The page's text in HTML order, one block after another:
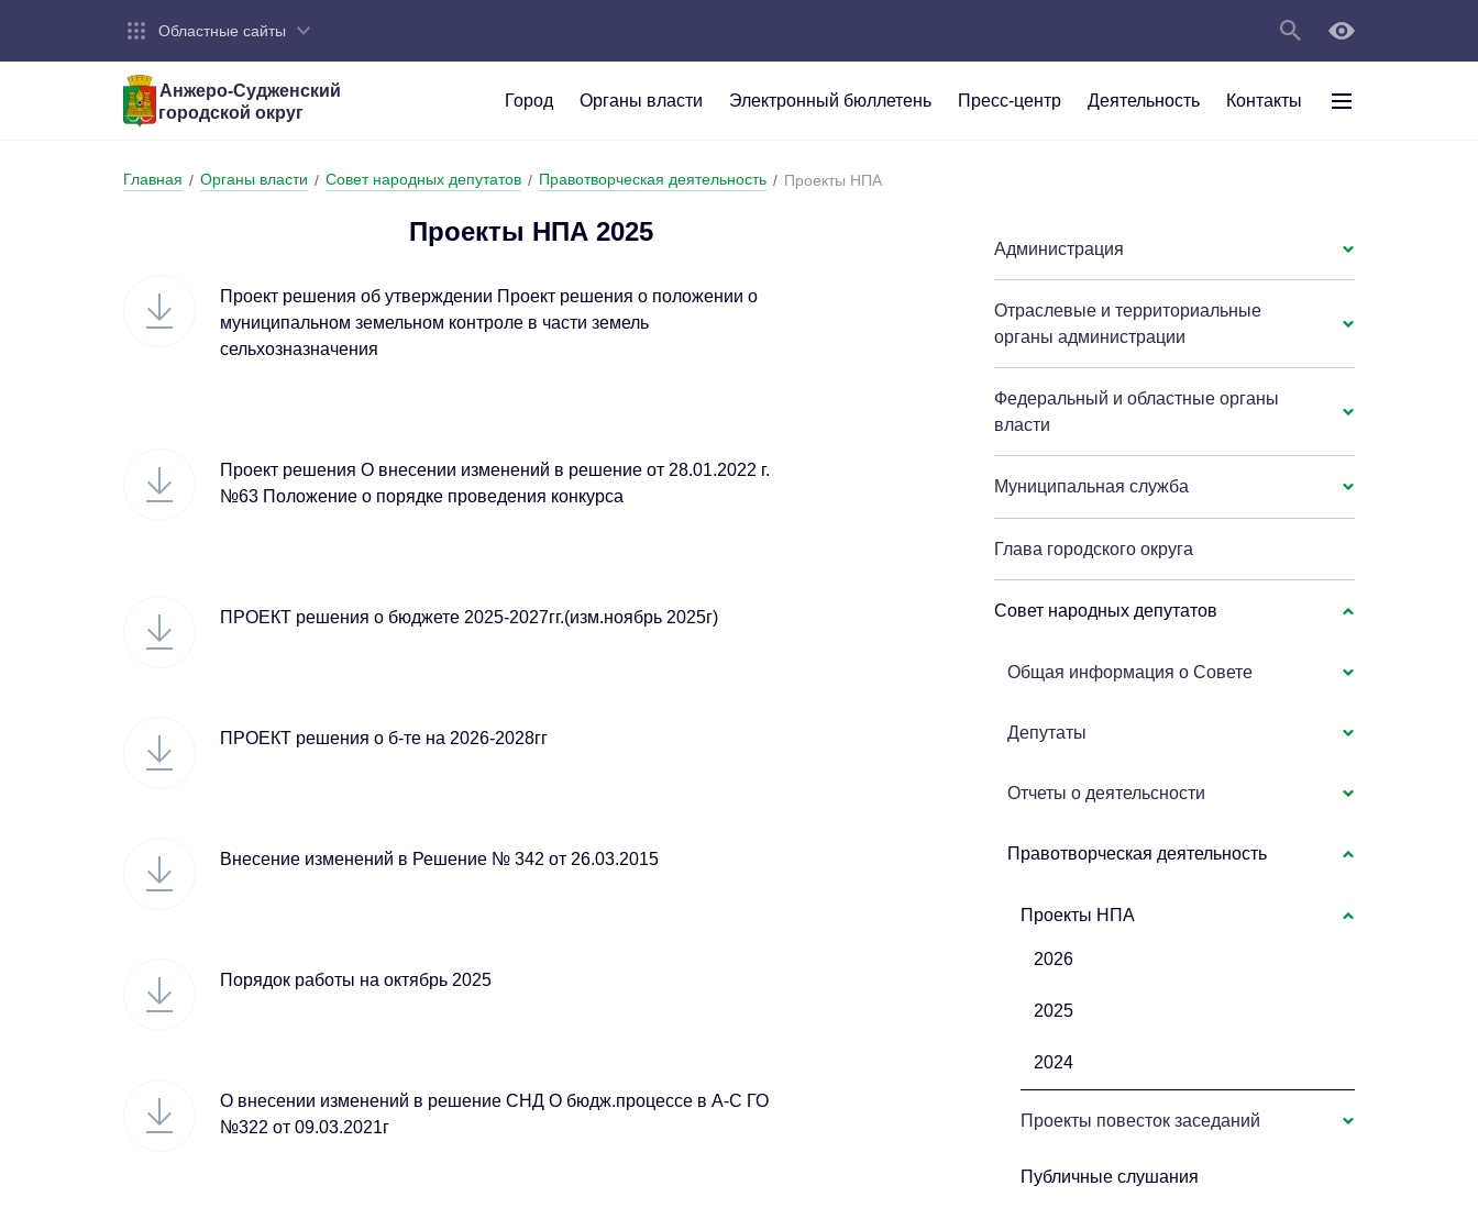
Областные сайты
Анжеро-Судженский
городской округ
Город
Устав города
Органы власти
Отраслевые и территориальные органы
администрации
Совет народных депутатов
Электронный бюллетень Пресс-центр Деятельность
Промышленность
Национальные проекты
Бюджет
Контакты
Обращения граждан
отношении обработки персональных
Главная / Органы власти / Совет народных депутатов / Правотворческая деятельность / Проекты НПА
Проекты НПА 2025
Проект решения об утверждении Проект решения о положении о
муниципальном земельном контроле в части земель
сельхозназначения
Проект решения О внесении изменений в решение от 28.01.2022 г.
№63 Положение о порядке проведения конкурса
ПРОЕКТ решения о бюджете 2025-2027гг.(изм.ноябрь 2025г)
ПРОЕКТ решения о б-те на 2026-2028гг
Внесение изменений в Решение № 342 от 26.03.2015
Порядок работы на октябрь 2025
О внесении изменений в решение СНД О бюдж.процессе в А-С ГО
№322 от 09.03.2021г
Администрация
Отраслевые и территориальные
органы администрации
Федеральный и областные органы
власти
Муниципальная служба
Глава городского округа
Совет народных депутатов
Общая информация о Совете
Депутаты
Отчеты о деятельсности
Правотворческая деятельность
Проекты НПА
2026
2025
2024
Проекты повесток заседаний
Публичные слушания